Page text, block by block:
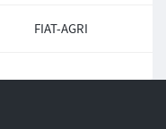
FIAT-AGRI